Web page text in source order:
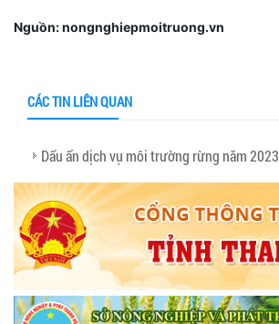
Nguồn: nongnghiepmoitruong.vn
CÁC TIN LIÊN QUAN
Dấu ấn dịch vụ môi trường rừng năm 2023